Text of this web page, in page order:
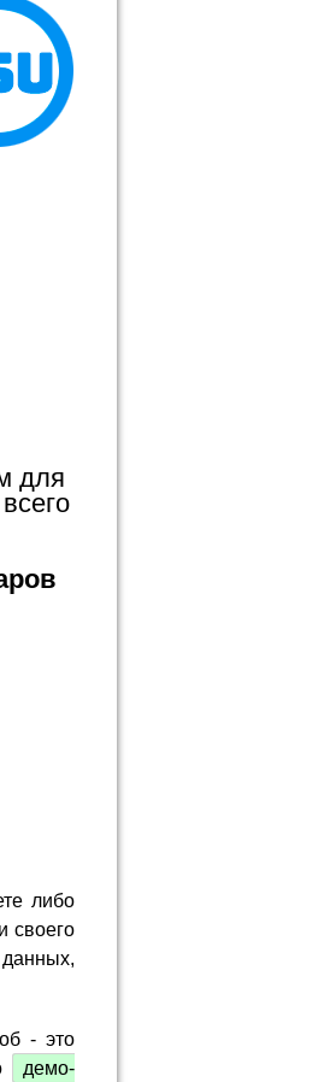
для
либо
своего
- это
демо-